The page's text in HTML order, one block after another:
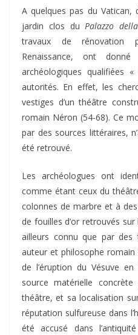
A quelques pas du Vatican,
jardin clos duPalazzo
travaux de rénovation
Renaissance, ont
archéologiques qualifiées
autorités. En effet, les
vestiges d’un théâtre
romain Néron (54-68). Ce
par des sources littéraires,
été retrouvé.
Les archéologues ont
comme étant ceux du
colonnes de marbre et à
de fouilles d’or retrouvés
ailleurs connu que par des
auteur et philosophe
de l’éruption du Vésuve
source matérielle concrète
théâtre, et sa localisation
réputation sulfureuse dans
été accusé dans